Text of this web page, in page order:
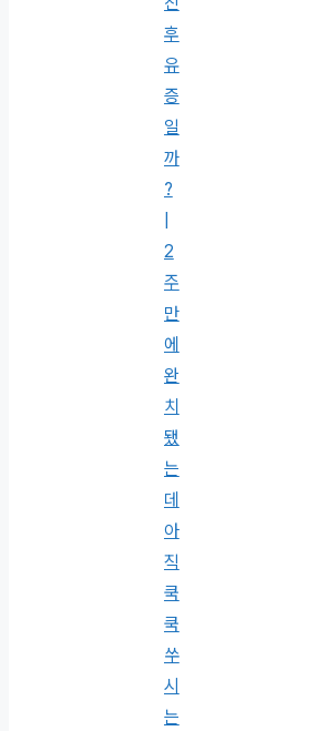
후
유
증
일
까
?
2
주
만
에
완
치
됐
는
데
아
직
쿡
쿡
쑤
시
는